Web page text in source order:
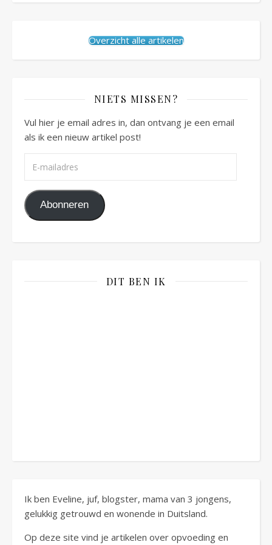
Overzicht alle artikelen
NIETS MISSEN?
Vul hier je email adres in, dan ontvang je een email
als ik een nieuw artikel post!
Abonneren
DIT BEN IK
Ik ben Eveline, juf, blogster, mama van 3 jongens,
gelukkig getrouwd en wonende in Duitsland.
Op deze site vind je artikelen over opvoeding en